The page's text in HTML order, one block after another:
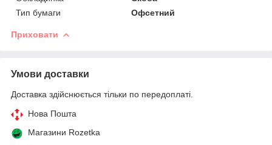
Тип бумаги
Офсетний
Приховати
Умови доставки
Доставка здійснюється тільки по передоплаті.
Нова Пошта
Магазини Rozetka